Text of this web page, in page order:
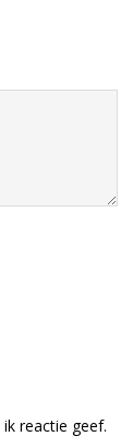
reactie geef.